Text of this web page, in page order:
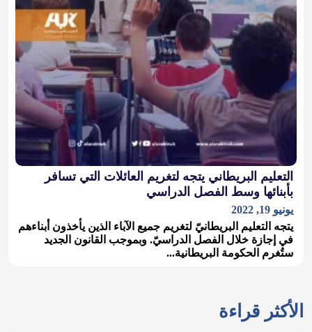
التعليم البريطاني يتجه لتغريم العائلات التي تسافر
بأبنائها وسط الفصل الدراسي
يونيو 19, 2022
يتجه التعليم البريطانيّ لتغريم جميع الآباء الذين يأخذون أبناءهم
في إجازة خلال الفصل الدراسيّ. وبموجب القانون الجديد
ستُغرم الحكومة البريطانية...
الأكثر قراءة